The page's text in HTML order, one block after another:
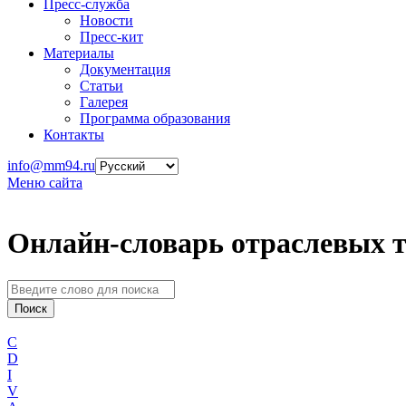
Пресс-служба
Новости
Пресс-кит
Материалы
Документация
Статьи
Галерея
Программа образования
Контакты
info@mm94.ru
Меню сайта
Онлайн-словарь отраслевых
C
D
I
V